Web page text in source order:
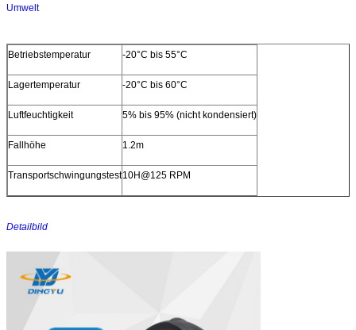
Umwelt
Betriebstemperatur -20°C bis 55°C
Lagertemperatur -20°C bis 60°C
Luftfeuchtigkeit 5% bis 95% (nicht kondensiert)
Fallhöhe 1.2m
Transportschwingungstest10H@125 RPM
Detailbild